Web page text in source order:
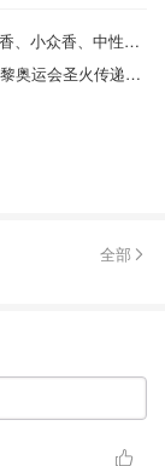
拿大宣传如火
就结束了，
找不同、Hello
2024 Lookfantastic 春夏新款香水推荐 - 花香、小众香、中性香大盘点
奥运圣火点燃仪式4月16日举行，2024年巴黎奥运会圣火传递路线图公布！
全部